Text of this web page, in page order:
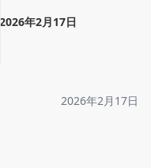
2026年2月17日
2026年2月17日